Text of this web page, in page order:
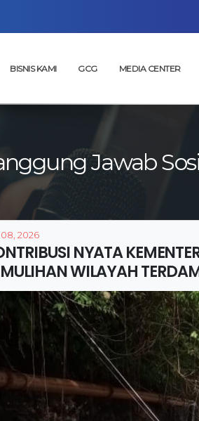
BISNIS KAMI GCG MEDIA CENTER
Jawab
2026
NYATA
WILAYAH